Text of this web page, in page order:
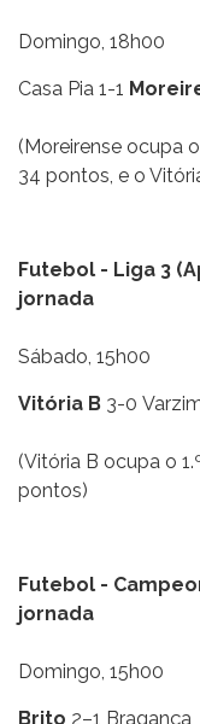
Domingo, 18h00
Casa Pia 1-1
(Moreirense ocupa
34 pontos, e o
Futebol - Liga 3
jornada
Sábado, 15h00
Vitória B 3-0
(Vitória B ocupa o
pontos)
Futebol -
jornada
Domingo, 15h00
Brito 2–1 Bragança